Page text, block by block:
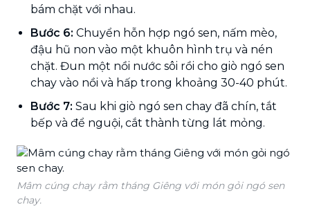
bám chặt với nhau.
Bước 6: Chuyển hỗn hợp ngó sen, nấm mèo,
đậu hũ non vào một khuôn hình trụ và nén
chặt. Đun một nồi nước sôi rồi cho giò ngó sen
chay vào nồi và hấp trong khoảng 30-40 phút.
Bước 7: Sau khi giò ngó sen chay đã chín, tắt
bếp và để nguội, cắt thành từng lát mỏng.
Mâm cúng chay rằm tháng Giêng với món gỏi ngó sen
chay.